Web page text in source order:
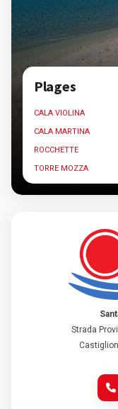
Plages
CALA VIOLINA
CALA MARTINA
ROCCHETTE
TORRE MOZZA
Strada